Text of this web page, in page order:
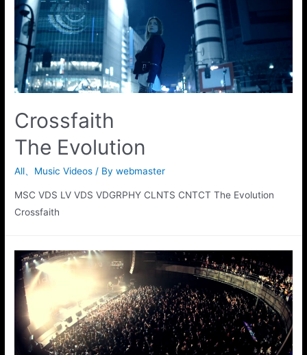
Crossfaith
The Evolution
All Music Videos / Bywebmaster
MSC VDS LV VDS VDGRPHY CLNTS CNTCT The Evolution
Crossfaith